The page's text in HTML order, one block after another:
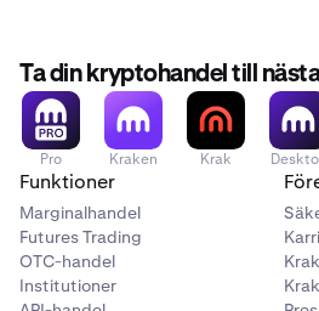
Ta din kryptohandel till
Pro Kraken Krak
Funktioner
Marginalhandel
Futures Trading
OTC-handel
Institutioner